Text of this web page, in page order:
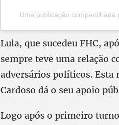
Uma publicação compartilhada
Lula, que sucedeu FHC,
sempre teve uma relação
adversários políticos. Esta
Cardoso dá o seu apoio
Logo após o primeiro